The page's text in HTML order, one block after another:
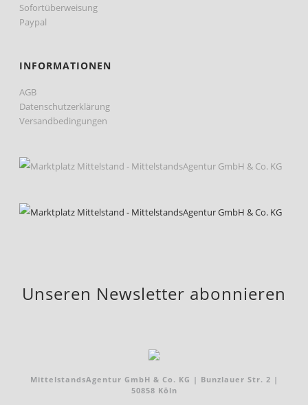
Sofortüberweisung
Paypal
INFORMATIONEN
AGB
Datenschutzerklärung
Versandbedingungen
Unseren Newsletter abonnieren
MittelstandsAgentur GmbH & Co. KG | Bunzlauer Str. 2 |
50858 Köln